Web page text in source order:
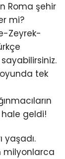
Roma şehir
mi?
Zeyrek-
tek
hale geldi!
yaşadı.
milyonlarca